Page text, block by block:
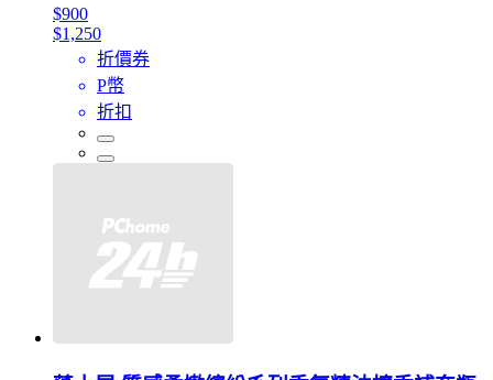
$900
$1,250
折價券
P幣
折扣